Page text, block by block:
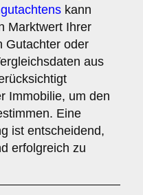
kann
Marktwert Ihrer
Gutachter oder
aus
Immobilie, um den
Eine
ist entscheidend,
erfolgreich zu